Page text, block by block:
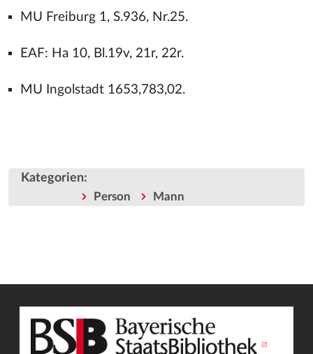
MU Freiburg 1, S.936, Nr.25.
EAF: Ha 10, Bl.19v, 21r, 22r.
MU Ingolstadt 1653,783,02.
Kategorien:
Person Mann